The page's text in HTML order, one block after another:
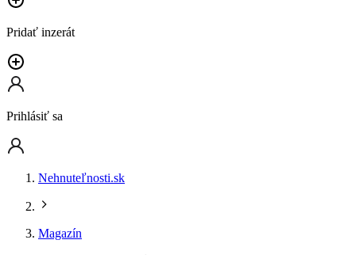
Pridať inzerát
Prihlásiť sa
Nehnuteľnosti.sk
Magazín